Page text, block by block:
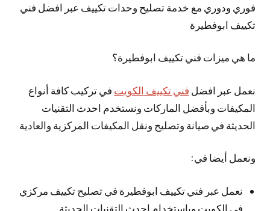
فوري ودوري مع خدمة تصليح وحدات تكييف عبر افضل فني
تكييف ابوفطيرة
ما هي ميزات فني تكييف ابوفطيرة؟
نعمل عبر افضل فني تكييف الكويت في تركيب كافة أنواع
المكيفات وبأفضل الماركات ونستخدم احدث التقنيات
الحديثة في صيانة وتصليح ونقل المكيفات المركزية والعادية
ونعمل أيضا في:
نعمل عبر فني تكييف ابوفطيرة في تصليح تكييف مركزي
في الكويت وباستخدام احدث التقنيات الحديثة